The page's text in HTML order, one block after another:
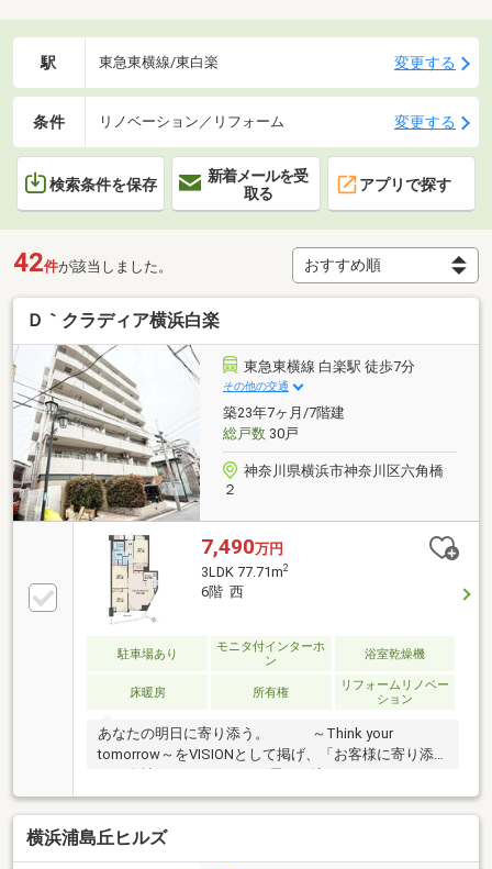
済みの中古マンションを紹介しますので、ぜひチェックしてみて
駅 東急東横線/東白楽 変更する
条件 リノベーション／リフォーム 変更する
検索条件を保存
新着メールを受
取る
アプリで探す
42件が該当しました。
Ｄ｀クラディア横浜白楽
東急東横線 白楽駅 徒歩7分
その他の交通
築23年7ヶ月/7階建
総戸数30戸
神奈川県横浜市神奈川区六角橋
２
7,490万円
3LDK 77.71m2
6階 西
駐車場あり
モニタ付インターホ
ン
浴室乾燥機
床暖房 所有権
リフォームリノベー
ション
あなたの明日に寄り添う。 ～Think your
tomorrow～をVISIONとして掲げ、「お客様に寄り添
住まいは“明日”を育む場所住まい探しは“あなたの願う
明日”のはじまりこれからの人生の鍵をにぎる、大切
な、そして難しい決断です「本当にこの家でいいのか
な」大きな決断だからこそ期待も大きいけれど漠然と
横浜浦島丘ヒルズ